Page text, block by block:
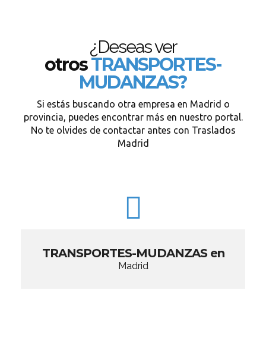
¿Deseas ver
otrosTRANSPORTES-
MUDANZAS?
Si estás buscando otra empresa en Madrid o
provincia, puedes encontrar más en nuestro portal.
No te olvides de contactar antes con Traslados
Madrid
TRANSPORTES-MUDANZAS en
Madrid